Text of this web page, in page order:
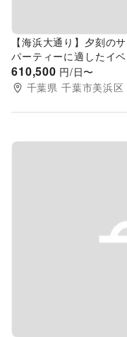
【海浜大通り】夕刻の
パーティーに適したイ
610,500 円/日〜
千葉県 千葉市美浜区
Previous slide